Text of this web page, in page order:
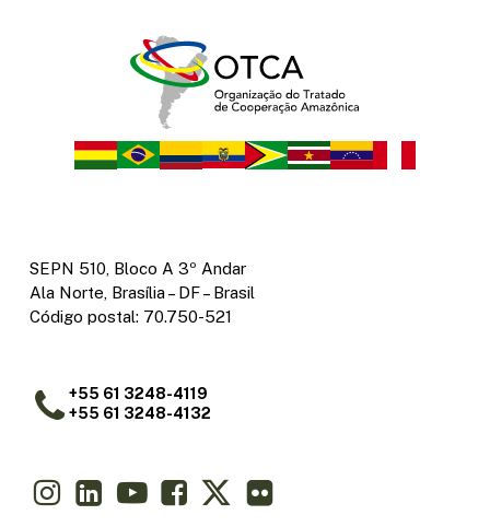
SEPN 510, Bloco A 3º Andar
Ala Norte, Brasília – DF – Brasil
Código postal: 70.750-521
+55 61 3248-4119
+55 61 3248-4132